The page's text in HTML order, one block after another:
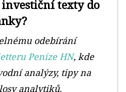
investiční texty do
odebírání
Peníze HN, kde
analýzy, tipy na
analytiků.